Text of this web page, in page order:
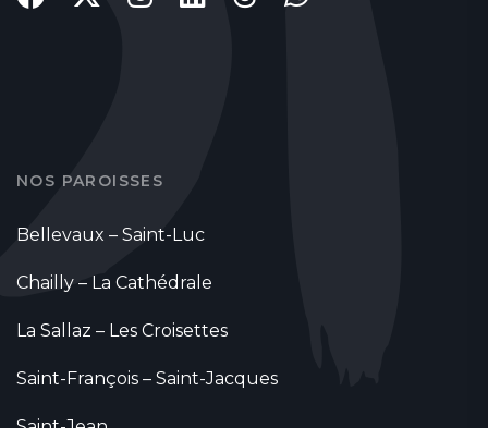
NOS PAROISSES
Bellevaux – Saint-Luc
Chailly – La Cathédrale
La Sallaz – Les Croisettes
Saint-François – Saint-Jacques